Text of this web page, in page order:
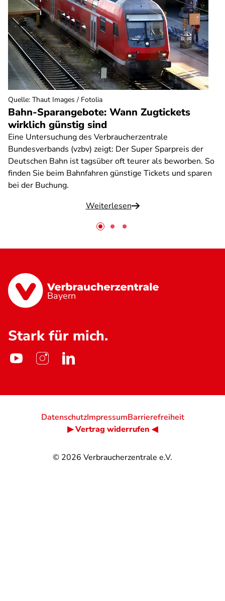
Bahn-Sparangebote: Wann Zugtickets
wirklich günstig sind
Eine Untersuchung des Verbraucherzentrale
Bundesverbands (vzbv) zeigt: Der Super Sparpreis der
Deutschen Bahn ist tagsüber oft teurer als beworben. So
finden Sie beim Bahnfahren günstige Tickets und sparen
bei der Buchung.
Weiterlesen
Quelle: Thaut Images / Fotolia
Bayern
Stark für mich.
© 2026 Verbraucherzentrale e.V.
DatenschutzImpressumBarrierefreiheit
▶ Vertrag widerrufen ◀